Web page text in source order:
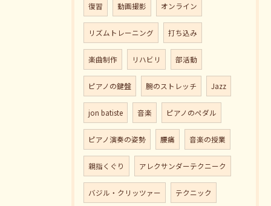
復習 動画撮影 オンライン
リズムトレーニング 打ち込み
楽曲制作 リハビリ 部活動
ピアノの鍵盤 腕のストレッチ Jazz
jon batiste 音楽 ピアノのペダル
ピアノ演奏の姿勢 腰痛 音楽の授業
親指くぐり アレクサンダーテクニーク
バジル・クリッツァー テクニック